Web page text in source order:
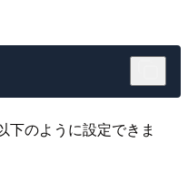
下のように設定できま